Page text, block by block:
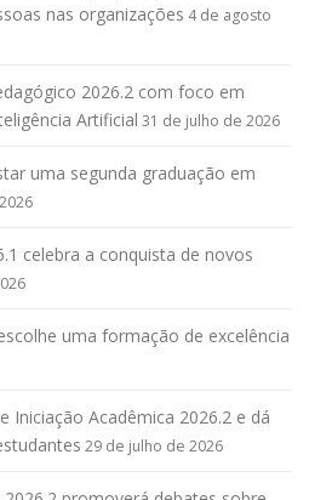
nas organizações 4 de agosto
2026.2 com foco em
Artificial 31 de julho de 2026
uma segunda graduação em
celebra a conquista de novos
uma formação de excelência
Iniciação Acadêmica 2026.2 e dá
29 de julho de 2026